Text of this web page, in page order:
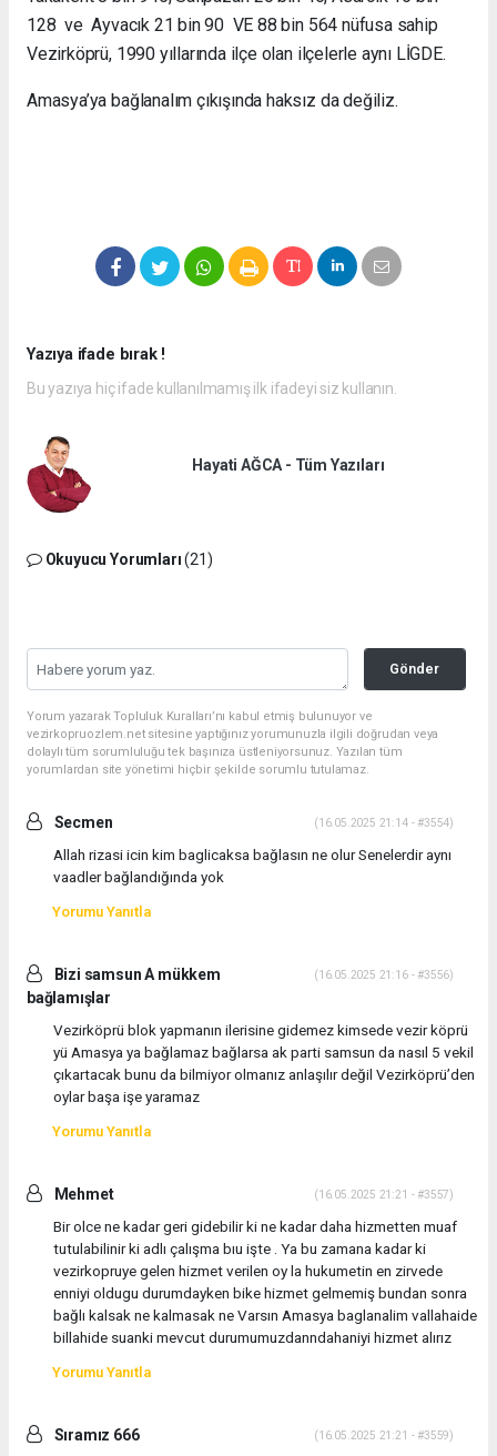
128 ve Ayvacık 21 bin 90 VE 88 bin 564 nüfusa sahip
Vezirköprü, 1990 yıllarında ilçe olan ilçelerle aynı LİGDE.
Amasya’ya bağlanalım çıkışında haksız da değiliz.
Yazıya ifade bırak !
Bu yazıya hiç ifade kullanılmamış ilk ifadeyi siz kullanın.
Hayati AĞCA - Tüm Yazıları
Okuyucu Yorumları(21)
Gönder
Yorum yazarak Topluluk Kuralları’nı kabul etmiş bulunuyor ve
vezirkopruozlem.net sitesine yaptığınız yorumunuzla ilgili doğrudan veya
dolaylı tüm sorumluluğu tek başınıza üstleniyorsunuz. Yazılan tüm
yorumlardan site yönetimi hiçbir şekilde sorumlu tutulamaz.
Secmen (16.05.2025 21:14 - #3554)
Allah rizasi icin kim baglicaksa bağlasın ne olur Senelerdir aynı
vaadler bağlandığında yok
Yorumu Yanıtla
Bizi samsun A mükkem
bağlamışlar
(16.05.2025 21:16 - #3556)
Vezirköprü blok yapmanın ilerisine gidemez kimsede vezir köprü
yü Amasya ya bağlamaz bağlarsa ak parti samsun da nasıl 5 vekil
çıkartacak bunu da bilmiyor olmanız anlaşılır değil Vezirköprü’den
oylar başa işe yaramaz
Yorumu Yanıtla
Mehmet (16.05.2025 21:21 - #3557)
Bir olce ne kadar geri gidebilir ki ne kadar daha hizmetten muaf
tutulabilinir ki adlı çalışma bıu işte . Ya bu zamana kadar ki
vezirkopruye gelen hizmet verilen oy la hukumetin en zirvede
enniyi oldugu durumdayken bike hizmet gelmemiş bundan sonra
bağlı kalsak ne kalmasak ne Varsın Amasya baglanalim vallahaide
billahide suanki mevcut durumumuzdanndahaniyi hizmet alırız
Yorumu Yanıtla
Sıramız 666 (16.05.2025 21:21 - #3559)